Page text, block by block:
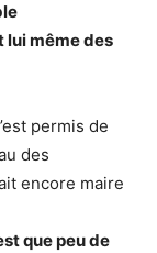
lui même des
permis de
des
encore maire
que peu de